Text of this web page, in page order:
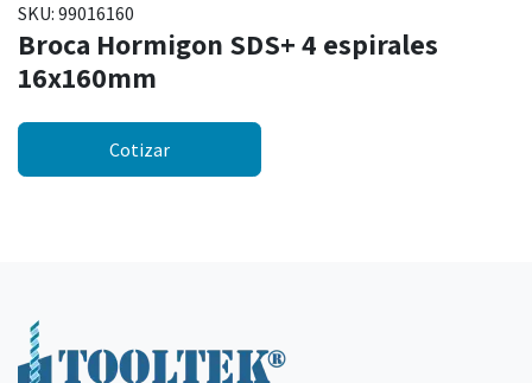
SKU: 99016160
Broca Hormigon SDS+ 4 espirales
16x160mm
Cotizar